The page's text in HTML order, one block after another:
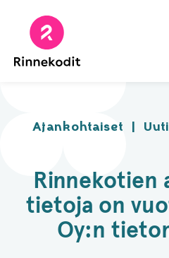
sisältöön
Ajankohtaiset |
Rinnekotien
tietoja on
Oy:n